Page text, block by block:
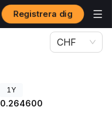
Registrera dig
CHF
1Y
0.264600